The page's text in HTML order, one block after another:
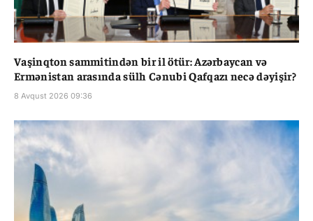
Vaşinqton sammitindən bir il ötür: Azərbaycan və
Ermənistan arasında sülh Cənubi Qafqazı necə dəyişir?
8 Avqust 2026 09:36